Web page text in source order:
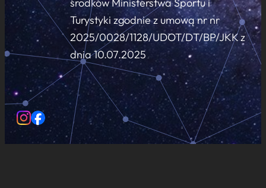
środków Ministerstwa Sportu i
Turystyki zgodnie z umową nr nr
2025/0028/1128/UDOT/DT/BP/JKK z
dnia 10.07.2025